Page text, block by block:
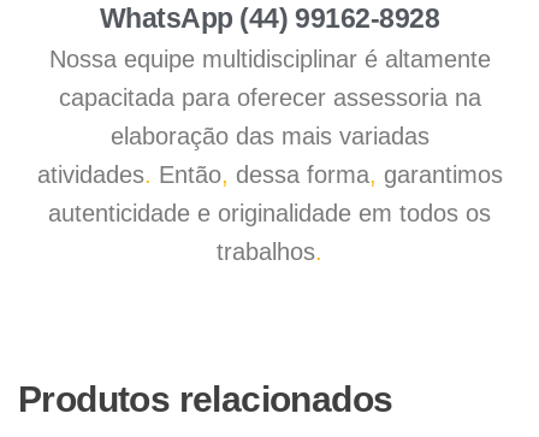
WhatsApp (44) 99162-8928
Nossa equipe multidisciplinar é altamente
capacitada para oferecer assessoria na
elaboração das mais variadas
atividades. Então, dessa forma, garantimos
autenticidade e originalidade em todos os
trabalhos.
Produtos relacionados